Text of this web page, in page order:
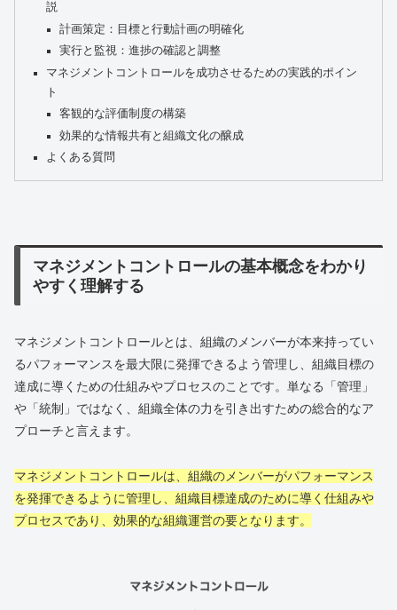
説
計画策定：目標と行動計画の明確化
実行と監視：進捗の確認と調整
マネジメントコントロールを成功させるための実践的ポイン
ト
客観的な評価制度の構築
効果的な情報共有と組織文化の醸成
よくある質問
マネジメントコントロールの基本概念をわかり
やすく理解する
マネジメントコントロールとは、組織のメンバーが本来持ってい
るパフォーマンスを最大限に発揮できるよう管理し、組織目標の
達成に導くための仕組みやプロセスのことです。単なる「管理」
や「統制」ではなく、組織全体の力を引き出すための総合的なア
プローチと言えます。
マネジメントコントロールは、組織のメンバーがパフォーマンス
を発揮できるように管理し、組織目標達成のために導く仕組みや
プロセスであり、効果的な組織運営の要となります。